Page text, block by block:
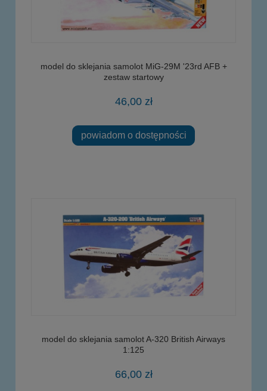
model do sklejania samolot MiG-29M '23rd AFB +
zestaw startowy
46,00 zł
powiadom o dostępności
model do sklejania samolot A-320 British Airways
1:125
66,00 zł